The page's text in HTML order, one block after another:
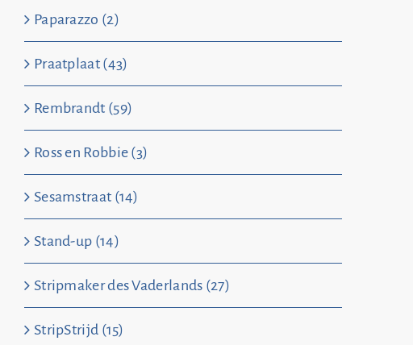
Paparazzo (2)
Praatplaat (43)
Rembrandt (59)
Ross en Robbie (3)
Sesamstraat (14)
Stand-up (14)
Stripmaker des Vaderlands (27)
StripStrijd (15)